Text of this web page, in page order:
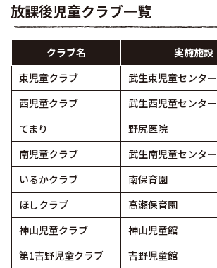
放課後児童クラブ一覧
クラブ名 実施施設
東児童クラブ
武生東児童センター
西児童クラブ
武生西児童センター
てまり
野尻医院
南児童クラブ
武生南児童センター
いるかクラブ
南保育園
ほしクラブ
高瀬保育園
神山児童クラブ
神山児童館
第1吉野児童クラブ
吉野児童館